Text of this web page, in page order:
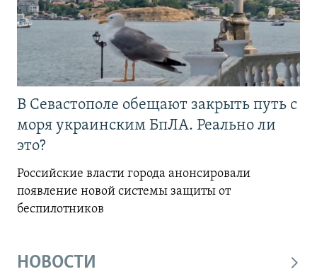
В Севастополе обещают закрыть путь с
моря украинским БпЛА. Реально ли
это?
Российские власти города анонсировали
появление новой системы защиты от
беспилотников
НОВОСТИ